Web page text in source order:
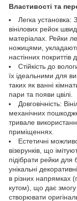
Властивості та
Легка
вінілових рейок
матеріалах. Рейки
ножицями,
настінних покриттів
Стійкість до
їх ідеальними для
таких як ванні
пари та появи цвілі.
Довговічність:
механічних
тривале
приміщеннях.
Естетичні
візерунків, що
підібрати рейки для
унікальні
в різних напрямках
кутом), що дає змогу
створювати